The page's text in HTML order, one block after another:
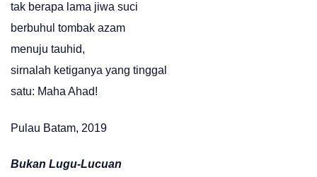
tak berapa lama jiwa suci
berbuhul tombak azam
menuju tauhid,
sirnalah ketiganya yang tinggal
satu: Maha Ahad!
Pulau Batam, 2019
Bukan Lugu-Lucuan